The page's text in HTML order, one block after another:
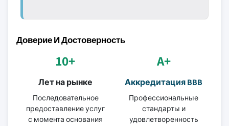
Доверие И Достоверность
10+
Лет на рынке
Последовательное
предоставление услуг
с момента основания
A+
Аккредитация BBB
Профессиональные
стандарты и
удовлетворенность